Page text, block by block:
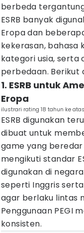
berbeda
ESRB banyak
Eropa dan
kekerasan, bahasa
kategori usia, serta
perbedaan. Berikut
1. ESRB untuk
Eropa
ilustrari rating 18 tahun ke
ESRB digunakan
dibuat untuk
game yang
mengikuti standar
digunakan di
seperti Inggris
agar berlaku lintas
Penggunaan PEGI
konsisten.